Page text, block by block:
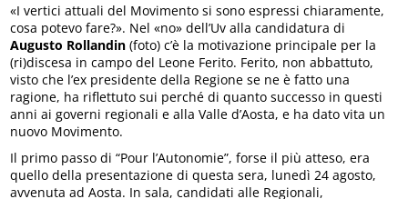
«I vertici attuali del Movimento si sono espressi chiaramente,
cosa potevo fare?». Nel «no» dell’Uv alla candidatura di
Augusto Rollandin (foto) c’è la motivazione principale per la
(ri)discesa in campo del Leone Ferito. Ferito, non abbattuto,
visto che l’ex presidente della Regione se ne è fatto una
ragione, ha riflettuto sui perché di quanto successo in questi
anni ai governi regionali e alla Valle d’Aosta, e ha dato vita un
nuovo Movimento.
Il primo passo di “Pour l’Autonomie”, forse il più atteso, era
quello della presentazione di questa sera, lunedì 24 agosto,
avvenuta ad Aosta. In sala, candidati alle Regionali,